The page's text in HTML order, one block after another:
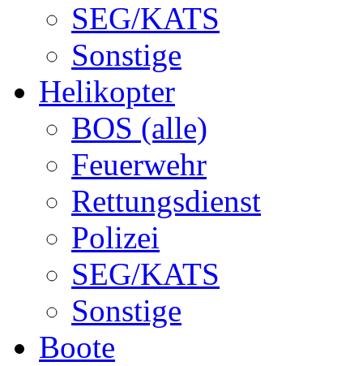
SEG/KATS
Sonstige
Helikopter
BOS (alle)
Feuerwehr
Rettungsdienst
Polizei
SEG/KATS
Sonstige
Boote